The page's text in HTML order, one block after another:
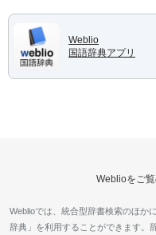
Weblio
国語辞典アプリ
Weblioをご
Weblioでは、統合型辞書検索のほか
辞典」を利用することができます。